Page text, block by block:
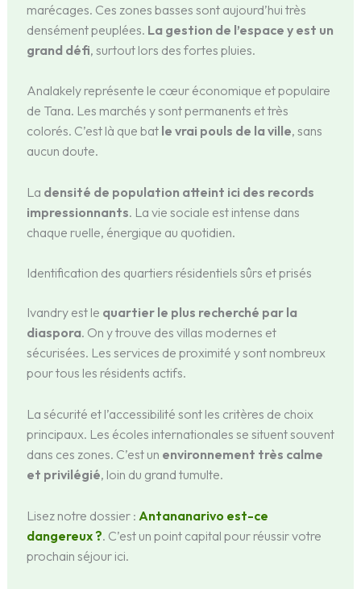
marécages. Ces zones basses sont aujourd’hui très
densément peuplées. La gestion de l’espace y est un
grand défi, surtout lors des fortes pluies.
Analakely représente le cœur économique et populaire
de Tana. Les marchés y sont permanents et très
colorés. C’est là que bat le vrai pouls de la ville, sans
aucun doute.
La densité de population atteint ici des records
impressionnants. La vie sociale est intense dans
chaque ruelle, énergique au quotidien.
Identification des quartiers résidentiels sûrs et prisés
Ivandry est le quartier le plus recherché par la
diaspora. On y trouve des villas modernes et
sécurisées. Les services de proximité y sont nombreux
pour tous les résidents actifs.
La sécurité et l’accessibilité sont les critères de choix
principaux. Les écoles internationales se situent souvent
dans ces zones. C’est un environnement très calme
et privilégié, loin du grand tumulte.
Lisez notre dossier : Antananarivo est-ce
dangereux ?. C’est un point capital pour réussir votre
prochain séjour ici.